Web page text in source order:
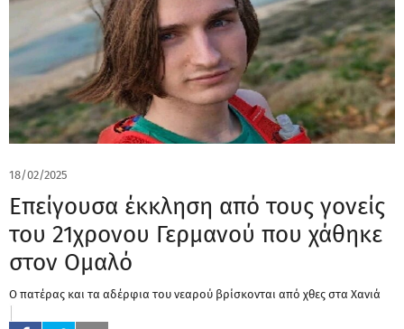
18/02/2025
Επείγουσα έκκληση από τους γονείς
του 21χρονου Γερμανού που χάθηκε
στον Ομαλό
Ο πατέρας και τα αδέρφια του νεαρού βρίσκονται από χθες στα Χανιά